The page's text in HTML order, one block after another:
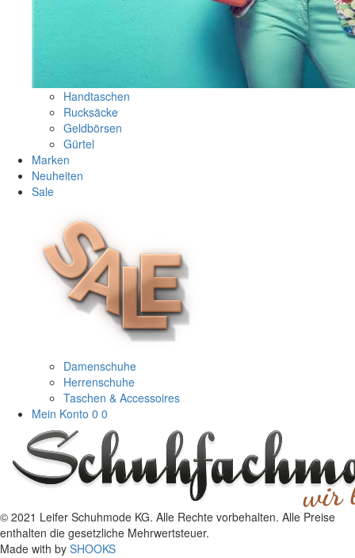
Handtaschen
Rucksäcke
Geldbörsen
Gürtel
Marken
Neuheiten
Sale
Damenschuhe
Herrenschuhe
Taschen & Accessoires
Mein Konto 0 0
© 2021 Leifer Schuhmode KG. Alle Rechte vorbehalten. Alle Preise
enthalten die gesetzliche Mehrwertsteuer.
Made with by SHOOKS